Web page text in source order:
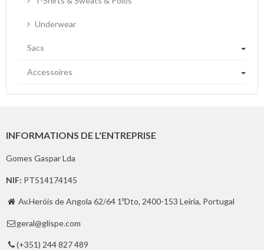
Underwear
Sacs
Accessoires
INFORMATIONS DE L'ENTREPRISE
Gomes Gaspar Lda
NIF: PT514174145
 Av.Heróis de Angola 62/64 1ºDto, 2400-153 Leiria, Portugal
 geral@glispe.com
 (+351) 244 827 489